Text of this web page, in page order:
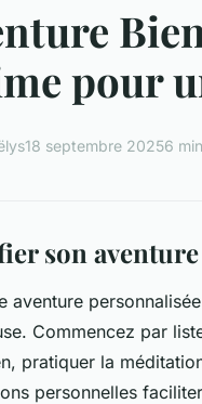
pour
18 septembre 20256
son
aventure
Commencez par
pratiquer la
personnelles